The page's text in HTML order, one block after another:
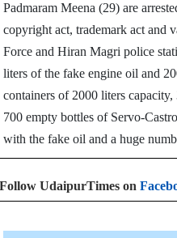
Padmaram Meena (29) are
copyright act, trademark act and
Force and Hiran Magri police
liters of the fake engine oil and
containers of 2000 liters
700 empty bottles of Servo-
with the fake oil and a huge
Follow UdaipurTimes on